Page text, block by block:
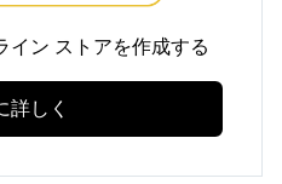
ン ストアを作成する
詳しく